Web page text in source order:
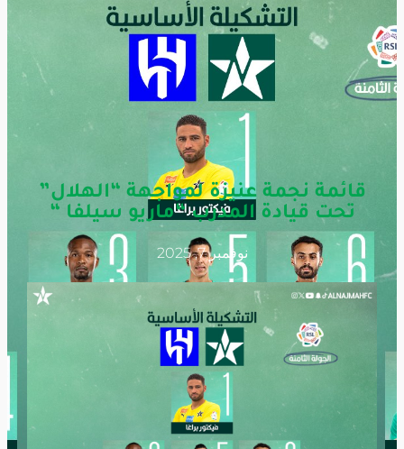
قائمة نجمة عنيزة لمواجهة “الهلال”
تحت قيادة المدرب “ماريو سيلفا “
نوفمبر 7, 2025